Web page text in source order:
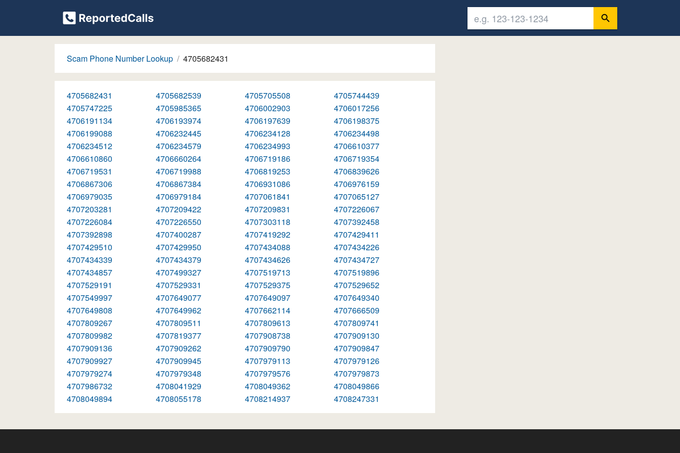
Scam Phone Number Lookup 4705682431
4705682431 4705682539 4705705508
4705744439
4705747225
4705985365 4706002903
4706017256
4706191134
4706193974 4706197639
4706198375
4706199088
4706232445 4706234128
4706234498
4706234512
4706234579 4706234993
4706610377
4706610860
4706660264 4706719186
4706719354
4706719531
4706719988 4706819253
4706839626
4706867306
4706867384 4706931086
4706976159
4706979035
4706979184 4707061841
4707065127
4707203281
4707209422 4707209831
4707226067
4707226084
4707226550 4707303118
4707392458
4707392898
4707400287 4707419292
4707429411
4707429510
4707429950 4707434088
4707434226
4707434339
4707434379 4707434626
4707434727
4707434857
4707499327 4707519713
4707519896
4707529191
4707529331 4707529375
4707529652
4707549997
4707649077 4707649097
4707649340
4707649808
4707649962 4707662114
4707666509
4707809267
4707809511 4707809613
4707809741
4707809982
4707819377 4707908738
4707909130
4707909136
4707909262 4707909790
4707909847
4707909927
4707909945 4707979113
4707979126
4707979274
4707979348 4707979576
4707979873
4707986732
4708041929 4708049362
4708049866
4708049894
4708055178 4708214937 4708247331